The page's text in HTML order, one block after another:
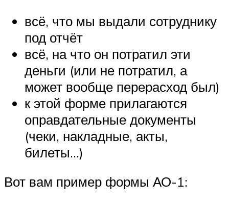
всё, что мы выдали сотруднику
под отчёт
всё, на что он потратил эти
деньги (или не потратил, а
может вообще перерасход был)
к этой форме прилагаются
оправдательные документы
(чеки, накладные, акты,
билеты…)
Вот вам пример формы АО-1: